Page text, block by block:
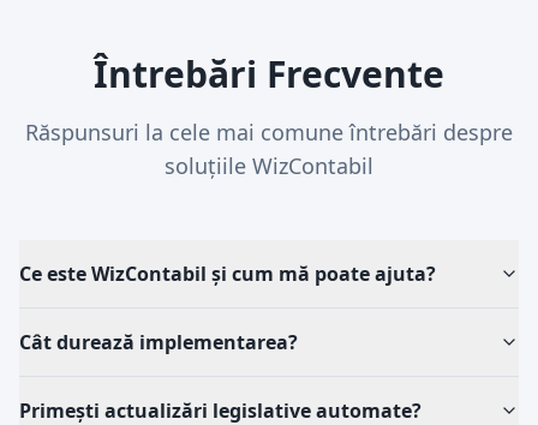
Întrebări Frecvente
Răspunsuri la cele mai comune întrebări despre
soluțiile WizContabil
Ce este WizContabil și cum mă poate ajuta?
Cât durează implementarea?
Primești actualizări legislative automate?